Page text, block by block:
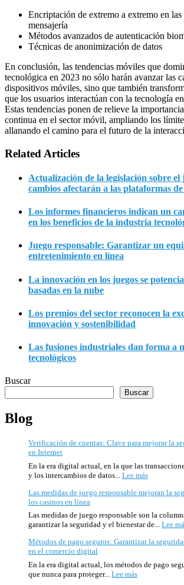
Encriptación de extremo a extremo en
mensajería
Métodos avanzados de autenticación
Técnicas de anonimización de datos
En conclusión, las tendencias móviles que
tecnológica en 2023 no sólo harán avanzar las
dispositivos móviles, sino que también
que los usuarios interactúan con la tecnología
Estas tendencias ponen de relieve la
continua en el sector móvil, ampliando los
allanando el camino para el futuro de la
Related Articles
Actualización de la legislación sobre el
cambios afectarán a las plataformas
Los informes financieros indican un
en los beneficios de la industria
Juego responsable: Garantizar un
entretenimiento en línea
La innovación en los juegos se
basadas en la nube
Los premios del sector reconocen la
innovación y sostenibilidad
Las fusiones industriales dan forma a
tecnológicos
Buscar
Buscar
Blog
Verificación de cuentas: Clave para mejorar la
en Internet
En la era digital actual, en la que las
y los intercambios de datos... Lee más:
de
Clave
para
la
la
Las medidas de juego responsable mejoran la
los casinos en línea
Las medidas de juego responsable son la
garantizar la seguridad y el bienestar de... Lee
Métodos de pago seguros: Garantizar la
en el comercio digital
En la era digital actual, los métodos de pago
que nunca para proteger... Lee más: